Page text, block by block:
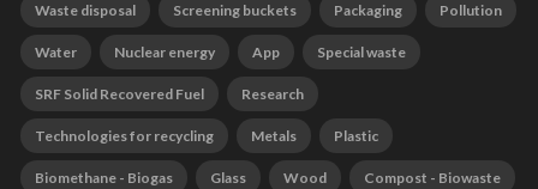
Waste disposal Screening buckets Packaging Pollution
Water Nuclear energy App Special waste
SRF Solid Recovered Fuel Research
Technologies for recycling Metals Plastic
Biomethane - Biogas Glass Wood Compost - Biowaste